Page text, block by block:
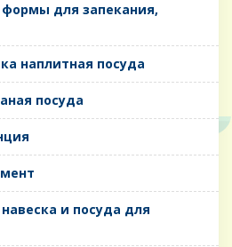
формы для запекания,
наплитная посуда
посуда
навеска и посуда для